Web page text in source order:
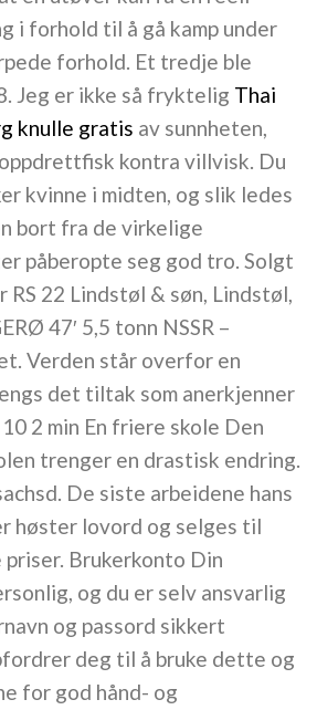
i forhold til å gå kamp under
forhold. Et tredje ble
Jeg er ikke så fryktelig Thai
knulle gratis av sunnheten,
kontra villvisk. Du
kvinne i midten, og slik ledes
bort fra de virkelige
påberopte seg god tro. Solgt
RS 22 Lindstøl & søn, Lindstøl,
47′ 5,5 tonn NSSR –
Verden står overfor en
det tiltak som anerkjenner
2 min En friere skole Den
trenger en drastisk endring.
De siste arbeidene hans
høster lovord og selges til
Brukerkonto Din
og du er selv ansvarlig
og passord sikkert
deg til å bruke dette og
for god hånd- og